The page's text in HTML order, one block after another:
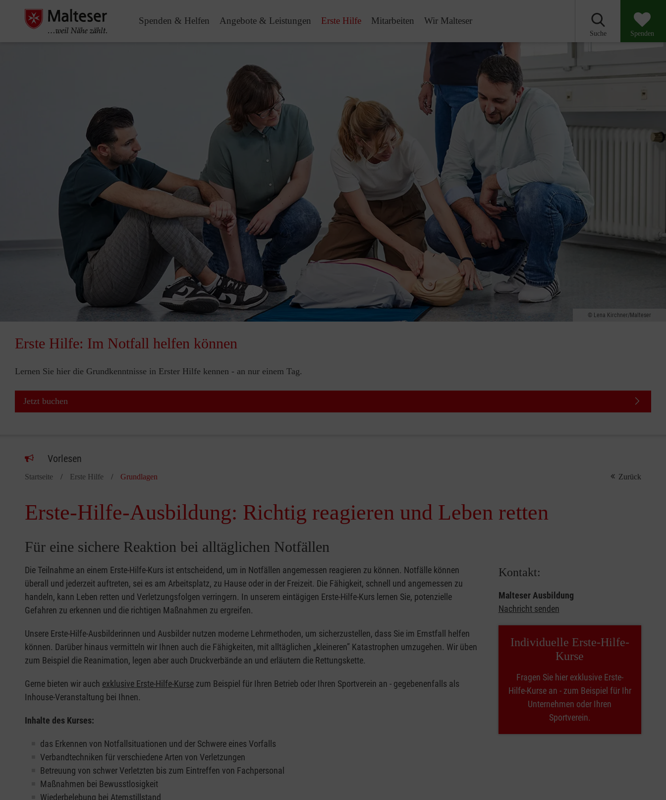
Spenden & Helfen Angebote & Leistungen Erste Hilfe Mitarbeiten Wir Malteser
Suche Spenden
Lena Kirchner/Malteser
Erste Hilfe: Im Notfall helfen können
Lernen Sie hier die Grundkenntnisse in Erster Hilfe kennen - an nur einem Tag.
Jetzt buchen
Vorlesen
Startseite Erste Hilfe Grundlagen Zurück
Erste-Hilfe-Ausbildung: Richtig reagieren und Leben retten
Für eine sichere Reaktion bei alltäglichen Notfällen
Die Teilnahme an einem Erste-Hilfe-Kurs ist entscheidend, um in Notfällen angemessen reagieren zu können. Notfälle können
überall und jederzeit auftreten, sei es am Arbeitsplatz, zu Hause oder in der Freizeit. Die Fähigkeit, schnell und angemessen zu
handeln, kann Leben retten und Verletzungsfolgen verringern. In unserem eintägigen Erste-Hilfe-Kurs lernen Sie, potenzielle
Gefahren zu erkennen und die richtigen Maßnahmen zu ergreifen.
Unsere Erste-Hilfe-Ausbilderinnen und Ausbilder nutzen moderne Lehrmethoden, um sicherzustellen, dass Sie im Ernstfall helfen
können. Darüber hinaus vermitteln wir Ihnen auch die Fähigkeiten, mit alltäglichen „kleineren” Katastrophen umzugehen. Wir üben
zum Beispiel die Reanimation, legen aber auch Druckverbände an und erläutern die Rettungskette.
Gerne bieten wir auch exklusive Erste-Hilfe-Kurse zum Beispiel für Ihren Betrieb oder Ihren Sportverein an - gegebenenfalls als
Inhouse-Veranstaltung bei Ihnen.
Inhalte des Kurses:
das Erkennen von Notfallsituationen und der Schwere eines Vorfalls
Verbandtechniken für verschiedene Arten von Verletzungen
Betreuung von schwer Verletzten bis zum Eintreffen von Fachpersonal
Maßnahmen bei Bewusstlosigkeit
Wiederbelebung bei Atemstillstand
Kontakt:
Malteser Ausbildung
Nachricht senden
Individuelle Erste-Hilfe-
Kurse
Fragen Sie hier exklusive Erste-
Hilfe-Kurse an - zum Beispiel für Ihr
Unternehmen oder Ihren
Sportverein.